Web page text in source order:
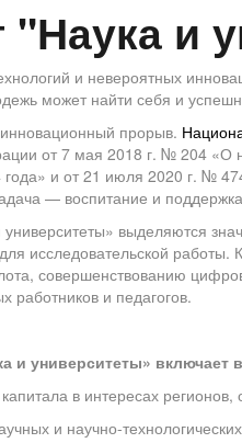
"Наука и
и невероятных
может найти себя и
прорыв.
от 7 мая 2018 г. № 204 «О
и от 21 июля 2020 г. №
— воспитание и
выделяются
исследовательской работы.
совершенствованию
работников и педагогов.
и университеты» включает
в интересах регионов,
и научно-технологических